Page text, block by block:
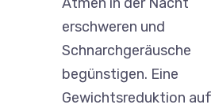
Atmen in der Nacht
erschweren und
Schnarchgeräusche
begünstigen. Eine
Gewichtsreduktion auf